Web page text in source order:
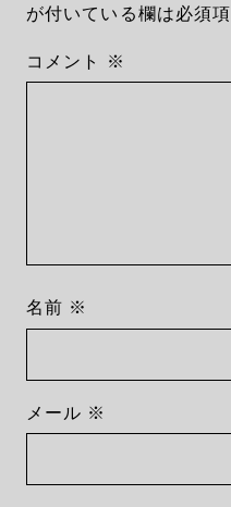
が付いている欄は必須
コメント ※
名前 ※
メール ※